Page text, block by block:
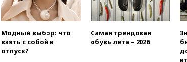
Модный выбор: что
взять с собой в
отпуск?
Самая трендовая
обувь лета – 2026